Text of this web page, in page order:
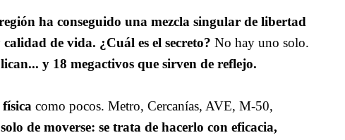
ha conseguido una mezcla singular de libertad
calidad de vida. ¿Cuál es el secreto? No hay uno solo.
y 18 megactivos que sirven de reflejo.
como pocos. Metro, Cercanías, AVE, M-50,
de moverse: se trata de hacerlo con eficacia,